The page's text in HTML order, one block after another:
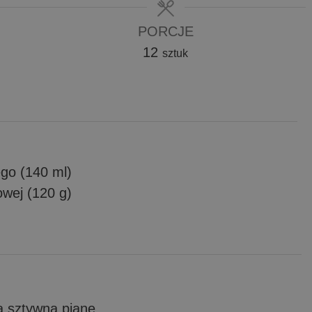
PORCJE
12 sztuk
(140 ml)
(120 g)
sztywną pianę.